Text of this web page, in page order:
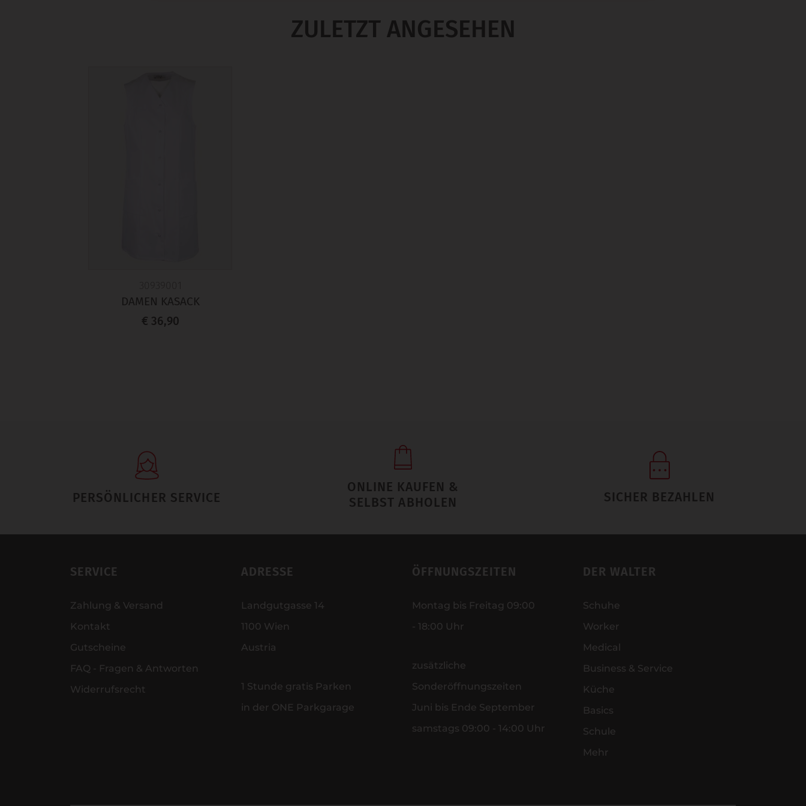
ZULETZT ANGESEHEN
DAMEN KASACK
€ 36,90
PERSÖNLICHER SERVICE
ONLINE KAUFEN &
SELBST ABHOLEN
SICHER BEZAHLEN
SERVICE
Zahlung & Versand
Kontakt
Gutscheine
FAQ - Fragen & Antworten
Widerrufsrecht
ADRESSE
Landgutgasse 14
1100 Wien
Austria
1 Stunde gratis Parken
in der ONE Parkgarage
ÖFFNUNGSZEITEN
Montag bis Freitag 09:00
- 18:00 Uhr
zusätzliche
Sonderöffnungszeiten
Juni bis Ende September
samstags 09:00 - 14:00 Uhr
DER WALTER
Schuhe
Worker
Medical
Business & Service
Küche
Basics
Schule
Mehr